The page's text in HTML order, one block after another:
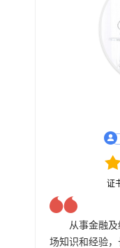
证
从事金融
场知识和经验